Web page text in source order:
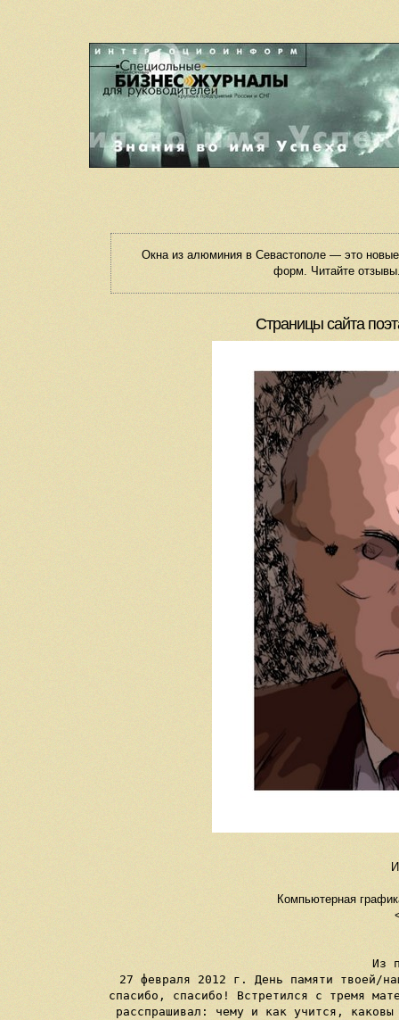
Окна из алюминия в Севастополе — это
форм. Читайте
Страницы сайта
Компьютерная
Из
27 февраля 2012 г. День памяти твоей/
спасибо, спасибо! Встретился с тремя
расспрашивал: чему и как учится,